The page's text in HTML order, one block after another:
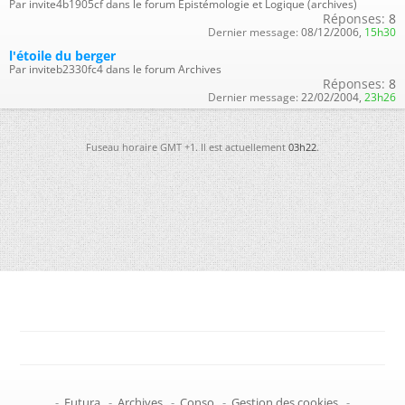
Par invite4b1905cf dans le forum Epistémologie et Logique (archives)
Réponses: 8
Dernier message: 08/12/2006, 15h30
l'étoile du berger
Par inviteb2330fc4 dans le forum Archives
Réponses: 8
Dernier message: 22/02/2004, 23h26
Fuseau horaire GMT +1. Il est actuellement03h22.